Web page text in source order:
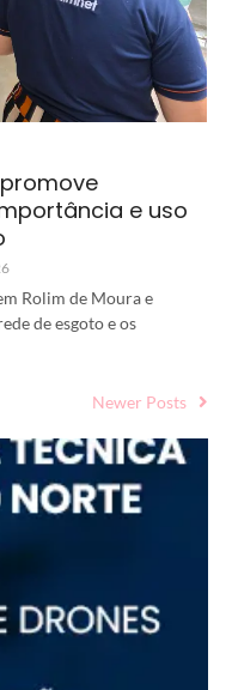
e uso
Rolim de Moura e
de esgoto e os
Newer Posts